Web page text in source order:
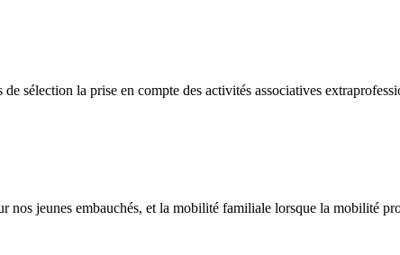
sélection la prise en compte des activités associatives
nos jeunes embauchés, et la mobilité familiale lorsque la mobilité